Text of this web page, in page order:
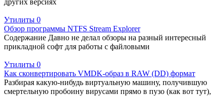
Утилиты 0
Обзор программы NTFS Stream Explorer
Содержание Давно не делал обзоры на разный интересный
прикладной софт для работы с файловыми
Утилиты 0
Как сконвертировать VMDK-образ в RAW (DD) формат
Разбирая какую-нибудь виртуальную машину, получившую
смертельную пробоину вирусами прямо в пузо (как вот тут),